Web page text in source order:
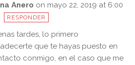
Anero on mayo 22, 2019 at 6:00
RESPONDER
tardes, lo primero
que te hayas puesto en
conmigo, en el caso que me